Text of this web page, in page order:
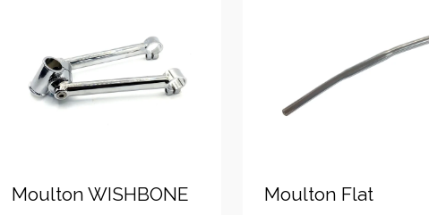
Moulton WISHBONE
Moulton Flat